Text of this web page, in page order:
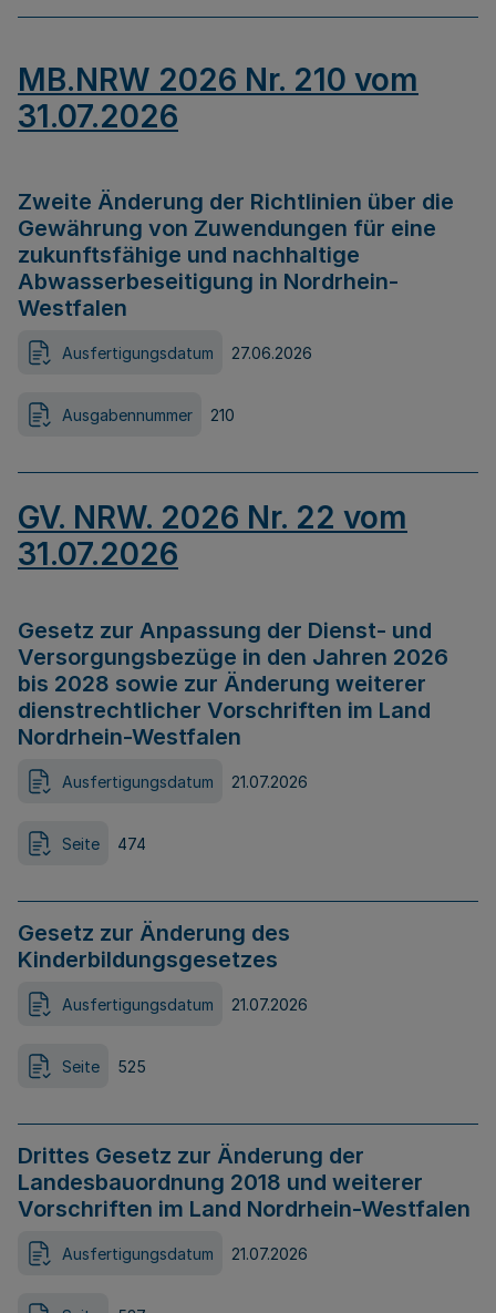
MB.NRW 2026 Nr. 210 vom
31.07.2026
Zweite Änderung der Richtlinien über die
Gewährung von Zuwendungen für eine
zukunftsfähige und nachhaltige
Abwasserbeseitigung in Nordrhein-
Westfalen
Ausfertigungsdatum 27.06.2026
Ausgabennummer 210
GV. NRW. 2026 Nr. 22 vom
31.07.2026
Gesetz zur Anpassung der Dienst- und
Versorgungsbezüge in den Jahren 2026
bis 2028 sowie zur Änderung weiterer
dienstrechtlicher Vorschriften im Land
Nordrhein-Westfalen
Ausfertigungsdatum 21.07.2026
Seite 474
Gesetz zur Änderung des
Kinderbildungsgesetzes
Ausfertigungsdatum 21.07.2026
Seite 525
Drittes Gesetz zur Änderung der
Landesbauordnung 2018 und weiterer
Vorschriften im Land Nordrhein-Westfalen
Ausfertigungsdatum 21.07.2026